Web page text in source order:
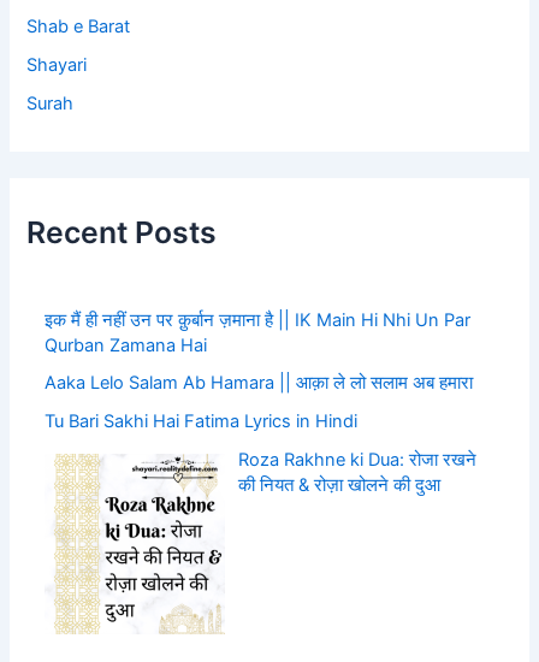
Shab e Barat
Shayari
Surah
Recent Posts
इक मैं ही नहीं उन पर क़ुर्बान ज़माना है || IK Main Hi Nhi Un Par
Qurban Zamana Hai
Aaka Lelo Salam Ab Hamara || आक़ा ले लो सलाम अब हमारा
Tu Bari Sakhi Hai Fatima Lyrics in Hindi
Roza Rakhne ki Dua: रोजा रखने
की नियत & रोज़ा खोलने की दुआ